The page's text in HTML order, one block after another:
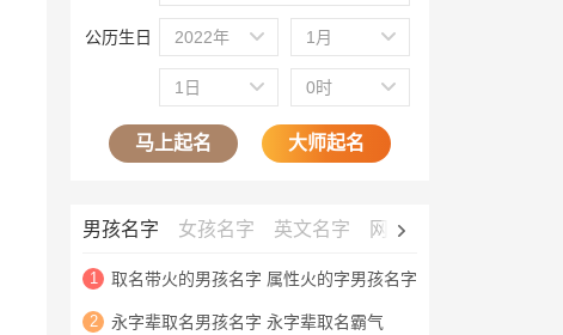
公历生日 2022年 1月
1日 0时
马上起名 大师起名
男孩名字 女孩名字 英文名字 网名大全
1 取名带火的男孩名字 属性火的字男孩名字
2 永字辈取名男孩名字 永字辈取名霸气